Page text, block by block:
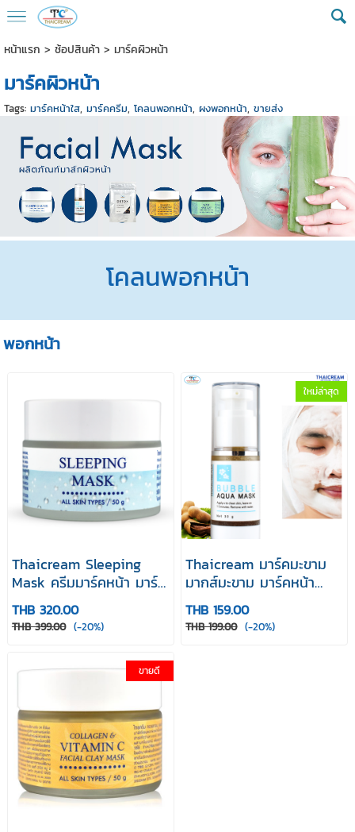
หน้าแรก > ช้อปสินค้า> มาร์คผิวหน้า
มาร์คผิวหน้า
Tags: มาร์คหน้าใส, มาร์คครีม, โคลนพอกหน้า, ผงพอกหน้า, ขายส่ง
โคลนพอกหน้า
พอกหน้า
Thaicream Sleeping
Mask ครีมมาร์คหน้า มาร์ค
หน้าก่อนนอน มาร์คกลาง
คืน สลีปปิ้ง มาส์ค 50 g
มาร์คหน้า มาร์คครีม
THB 320.00
THB 399.00 (-20%)
ใหม่ล่าสุด
Thaicream มาร์คมะขาม
มากส์มะขาม มาร์คหน้า
บับเบิ้ล อควา มาส์ค ไทย
ครีม Bubble Aqua Mask
30g
THB 159.00
THB 199.00 (-20%)
ขายดี